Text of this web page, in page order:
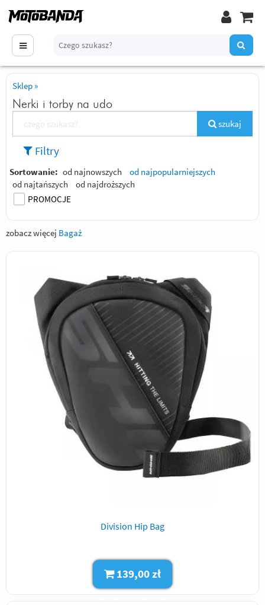
Sklep »
Nerki i torby na udo
szukaj
Filtry
Sortowanie: od najnowszych
od najpopularniejszych
od najtańszych
od najdroższych
PROMOCJE
zobacz więcej Bagaż
Division Hip Bag
139,00 zł